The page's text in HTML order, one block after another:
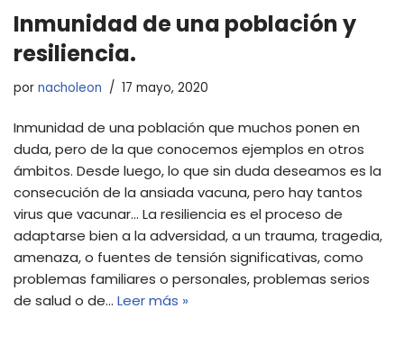
Inmunidad de una población y
resiliencia.
por nacholeon 17 mayo, 2020
Inmunidad de una población que muchos ponen en
duda, pero de la que conocemos ejemplos en otros
ámbitos. Desde luego, lo que sin duda deseamos es la
consecución de la ansiada vacuna, pero hay tantos
virus que vacunar… La resiliencia es el proceso de
adaptarse bien a la adversidad, a un trauma, tragedia,
amenaza, o fuentes de tensión significativas, como
problemas familiares o personales, problemas serios
de salud o de… Leer más »